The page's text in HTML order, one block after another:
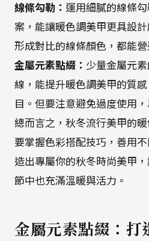
線條勾勒： 運用細膩的線條
案，能讓暖色調美甲更具設
形成對比的線條顏色，都能
金屬元素點綴： 少量金屬元
線，能提升暖色調美甲的質
目。但要注意避免過度使用
總而言之，秋冬流行美甲的
要掌握色彩搭配技巧，善用
造出專屬你的秋冬時尚美甲
節中也充滿溫暖與活力。
金屬元素點綴：打